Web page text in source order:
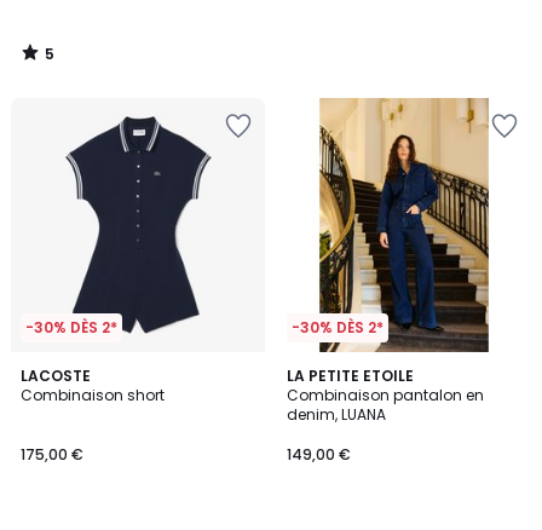
5
/
-30% DÈS 2*
LACOSTE
Combinaison short
175,00 €
-30% DÈS 2*
LA PETITE ETOILE
Combinaison pantalon en
denim, LUANA
149,00 €